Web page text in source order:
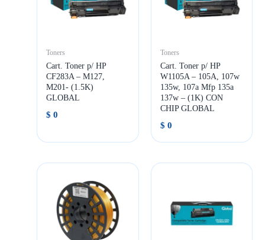
Toners
Cart. Toner p/ HP
CF283A – M127,
M201- (1.5K)
GLOBAL
$ 0
Toners
Cart. Toner p/ HP
W1105A – 105A, 107w
135w, 107a Mfp 135a
137w – (1K) CON
CHIP GLOBAL
$ 0